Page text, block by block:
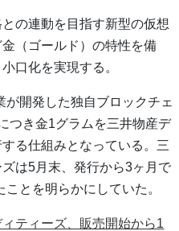
の連動を目指す新型の仮想
（ゴールド）の特性を備
口化を実現する。
開発した独自ブロックチェ
つき金1グラムを三井物産デ
る仕組みとなっている。三
は5月末、発行から3ヶ月で
とを明らかにしていた。
ティーズ、販売開始から1